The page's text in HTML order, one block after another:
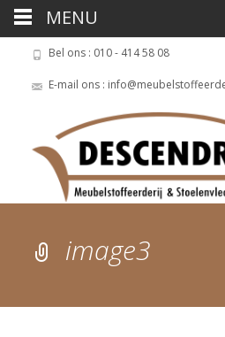
Bel ons : 010 - 414 58 08
E-mail ons :
image3
MENU